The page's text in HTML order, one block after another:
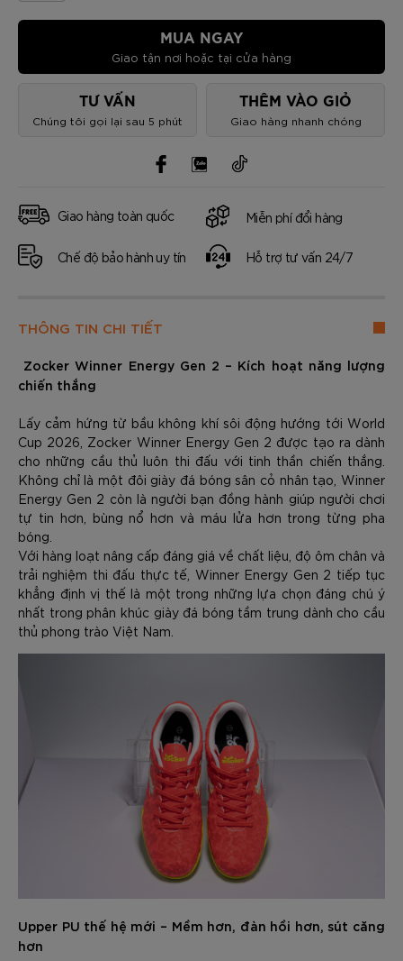
MUA NGAY
Giao tận nơi hoặc tại cửa hàng
TƯ VẤN
Chúng tôi gọi lại sau 5 phút
THÊM VÀO GIỎ
Giao hàng nhanh chóng
Giao hàng toàn quốc Miễn phí đổi hàng
Chế độ bảo hành uy tín Hỗ trợ tư vấn 24/7
THÔNG TIN CHI TIẾT
Zocker Winner Energy Gen 2 – Kích hoạt năng lượng
chiến thắng
Lấy cảm hứng từ bầu không khí sôi động hướng tới World
Cup 2026, Zocker Winner Energy Gen 2 được tạo ra dành
cho những cầu thủ luôn thi đấu với tinh thần chiến thắng.
Không chỉ là một đôi giày đá bóng sân cỏ nhân tạo, Winner
Energy Gen 2 còn là người bạn đồng hành giúp người chơi
tự tin hơn, bùng nổ hơn và máu lửa hơn trong từng pha
bóng.
Với hàng loạt nâng cấp đáng giá về chất liệu, độ ôm chân và
trải nghiệm thi đấu thực tế, Winner Energy Gen 2 tiếp tục
khẳng định vị thế là một trong những lựa chọn đáng chú ý
nhất trong phân khúc giày đá bóng tầm trung dành cho cầu
thủ phong trào Việt Nam.
Upper PU thế hệ mới – Mềm hơn, đàn hồi hơn, sút căng
hơn